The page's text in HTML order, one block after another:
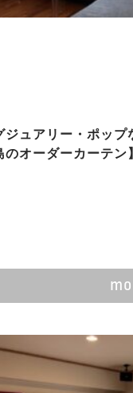
ジュアリー・ポッ
のオーダーカーテン】